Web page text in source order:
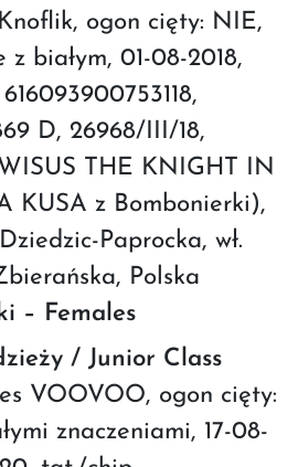
ogon cięty: NIE,
z białym, 01-08-2018,
D, 26968/III/18,
THE KNIGHT IN
KUSA z Bombonierki),
Paprocka, wł.
Polska
– Females
/ Junior Class
VOOVOO, ogon cięty:
znaczeniami, 17-08-